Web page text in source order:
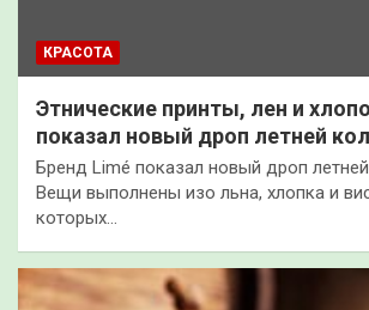
КРАСОТА
Этнические принты, лен и
показал новый дроп летней
Бренд Limé показал новый дроп
Вещи выполнены изо льна, хлопка и
которых…